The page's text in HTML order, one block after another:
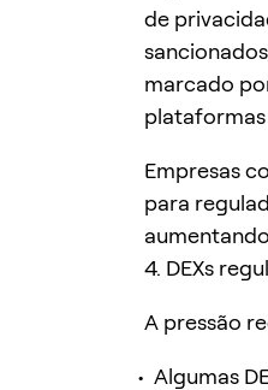
de
marcado
Empresas
para
4. DEXs
A pressão
Algumas